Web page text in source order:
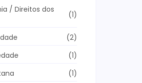
/ Direitos dos
(1)
(2)
(1)
(1)